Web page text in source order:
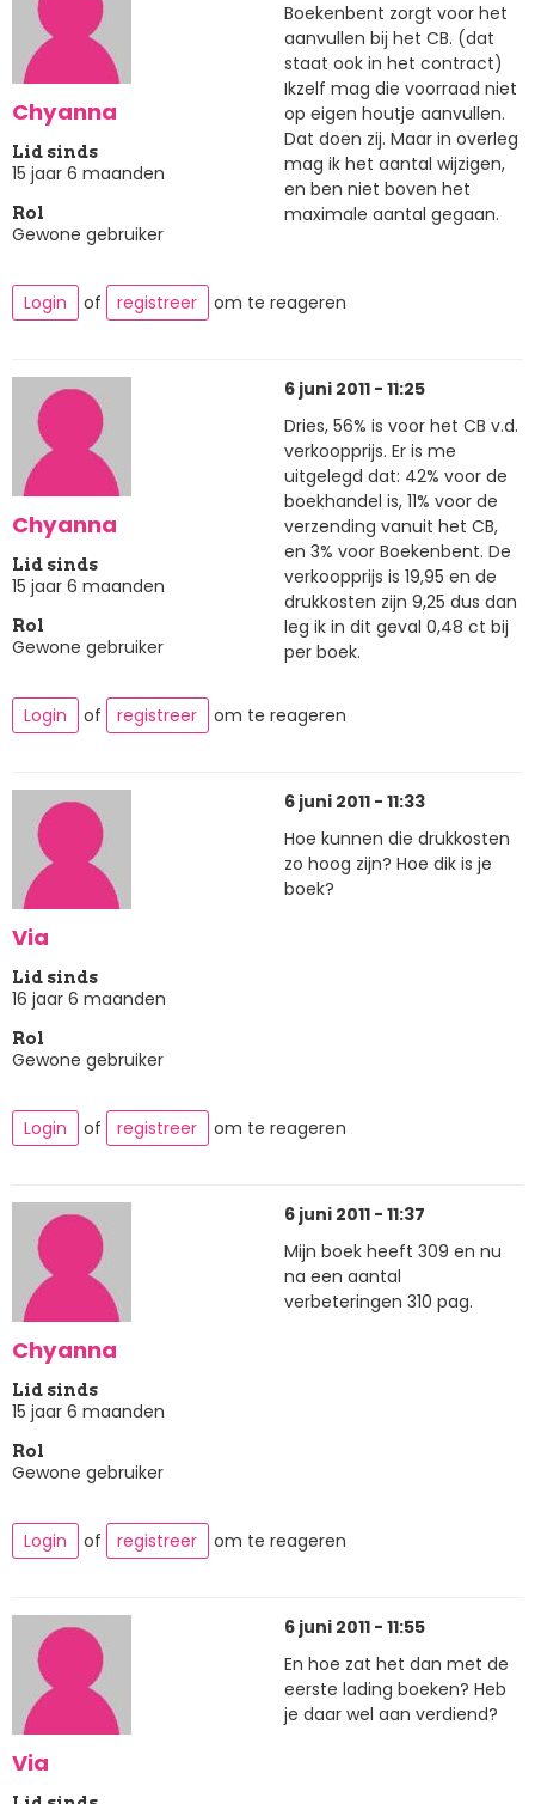
Chyanna
Lid sinds
15 jaar 6 maanden
Rol
Gewone gebruiker
Boekenbent zorgt voor het
aanvullen bij het CB. (dat
staat ook in het contract)
Ikzelf mag die voorraad niet
op eigen houtje aanvullen.
Dat doen zij. Maar in overleg
mag ik het aantal wijzigen,
en ben niet boven het
maximale aantal gegaan.
Login of registreer om te reageren
Chyanna
Lid sinds
15 jaar 6 maanden
Rol
Gewone gebruiker
6 juni 2011 - 11:25
Dries, 56% is voor het CB v.d.
verkoopprijs. Er is me
uitgelegd dat: 42% voor de
boekhandel is, 11% voor de
verzending vanuit het CB,
en 3% voor Boekenbent. De
verkoopprijs is 19,95 en de
drukkosten zijn 9,25 dus dan
leg ik in dit geval 0,48 ct bij
per boek.
Login of registreer om te reageren
Via
Lid sinds
16 jaar 6 maanden
Rol
Gewone gebruiker
6 juni 2011 - 11:33
Hoe kunnen die drukkosten
zo hoog zijn? Hoe dik is je
boek?
Login of registreer om te reageren
Chyanna
Lid sinds
15 jaar 6 maanden
Rol
Gewone gebruiker
6 juni 2011 - 11:37
Mijn boek heeft 309 en nu
na een aantal
verbeteringen 310 pag.
Login of registreer om te reageren
Via
6 juni 2011 - 11:55
En hoe zat het dan met de
eerste lading boeken? Heb
je daar wel aan verdiend?